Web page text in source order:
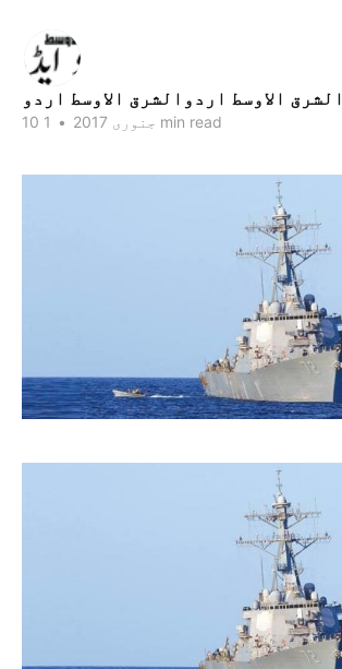
الشرق الاوسط اردوالشرق الاوسط اردو
10 جنوری 2017 • 1 min read